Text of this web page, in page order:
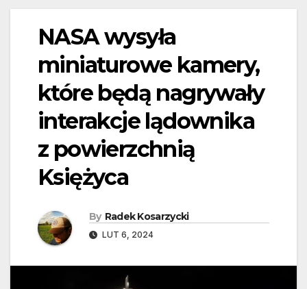
NASA wysyła
miniaturowe kamery,
które będą nagrywały
interakcje lądownika
z powierzchnią
Księżyca
By Radek Kosarzycki
LUT 6, 2024